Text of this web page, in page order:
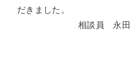
だきました。
相談員 永田